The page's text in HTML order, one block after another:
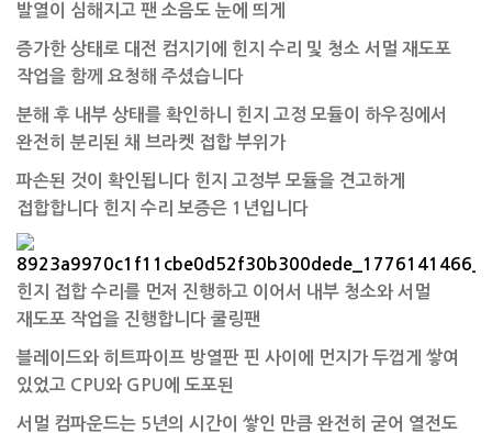
발열이 심해지고 팬 소음도 눈에 띄게
증가한 상태로 대전 컴지기에 힌지 수리 및 청소 서멀 재도포
작업을 함께 요청해 주셨습니다
분해 후 내부 상태를 확인하니 힌지 고정 모듈이 하우징에서
완전히 분리된 채 브라켓 접합 부위가
파손된 것이 확인됩니다 힌지 고정부 모듈을 견고하게
접합합니다 힌지 수리 보증은 1년입니다
힌지 접합 수리를 먼저 진행하고 이어서 내부 청소와 서멀
재도포 작업을 진행합니다 쿨링팬
블레이드와 히트파이프 방열판 핀 사이에 먼지가 두껍게 쌓여
있었고 CPU와 GPU에 도포된
서멀 컴파운드는 5년의 시간이 쌓인 만큼 완전히 굳어 열전도